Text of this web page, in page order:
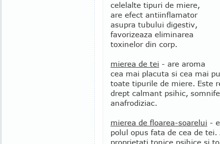
celelalte tipuri de miere,
are efect antiinflamator
asupra tubului digestiv,
favorizeaza eliminarea
toxinelor din corp.
mierea de tei - are aroma
cea mai placuta si cea mai
toate tipurile de miere. Este
drept calmant psihic,
anafrodiziac.
mierea de floarea-soarelui -
polul opus fata de cea de tei.
proprietati tonice psihice si